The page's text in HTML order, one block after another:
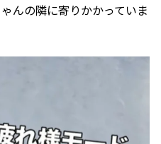
んの隣に寄りかかっていま